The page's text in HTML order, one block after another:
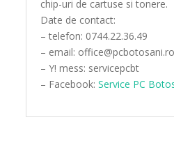
chip-uri de cartuse si tonere.
Date de contact:
– telefon: 0744.22.36.49
– email: office@pcbotosani.ro
– Y! mess: servicepcbt
– Facebook:Service PC